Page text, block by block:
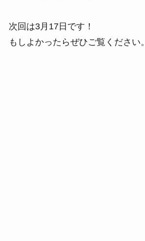
次回は3月17日です！
もしよかったらぜひご覧ください。